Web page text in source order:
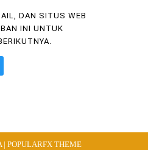
DAN SITUS WEB
INI UNTUK
| POPULARFX THEME